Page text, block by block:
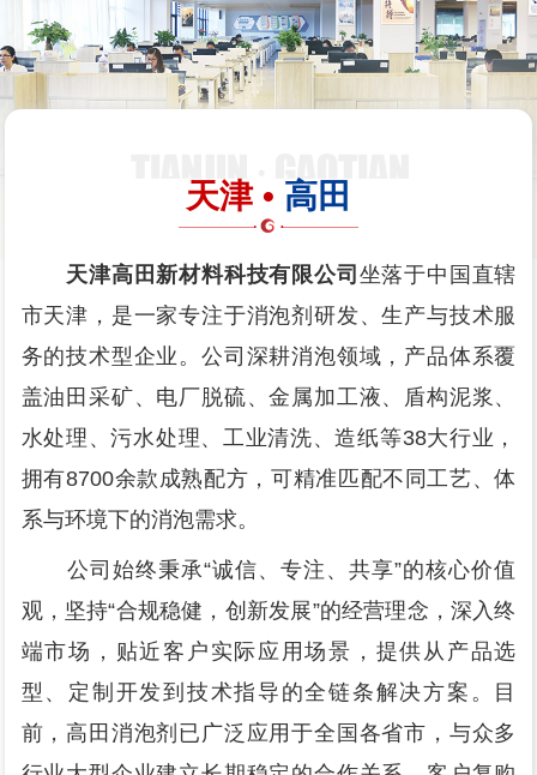
天津 • 高田
天津高田新材料科技有限公司 坐落于中国直辖
市天津，是一家专注于消泡剂研发、生产与技术服
务的技术型企业。公司深耕消泡领域，产品体系覆
盖油田采矿、电厂脱硫、金属加工液、盾构泥浆、
水处理、污水处理、工业清洗、造纸等38大行业，
拥有8700余款成熟配方，可精准匹配不同工艺、体
系与环境下的消泡需求。
公司始终秉承“诚信、专注、共享”的核心价值
观，坚持“合规稳健，创新发展”的经营理念，深入终
端市场，贴近客户实际应用场景，提供从产品选
型、定制开发到技术指导的全链条解决方案。目
前，高田消泡剂已广泛应用于全国各省市，与众多